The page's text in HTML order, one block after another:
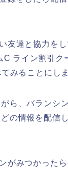
友達と協力を
ライン割引ク
みることにしま
ら、バランシ
の情報を配信
がみつかった